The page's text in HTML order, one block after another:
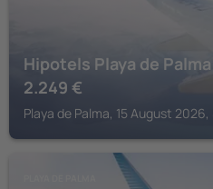
Hipotels Playa de Palma
2.249 €
Playa de Palma, 15 August